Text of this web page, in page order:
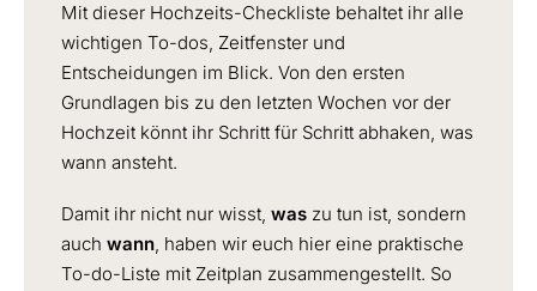
Mit dieser Hochzeits-Checkliste behaltet ihr alle
wichtigen To-dos, Zeitfenster und
Entscheidungen im Blick. Von den ersten
Grundlagen bis zu den letzten Wochen vor der
Hochzeit könnt ihr Schritt für Schritt abhaken, was
wann ansteht.
Damit ihr nicht nur wisst, was zu tun ist, sondern
auch wann, haben wir euch hier eine praktische
To-do-Liste mit Zeitplan zusammengestellt. So